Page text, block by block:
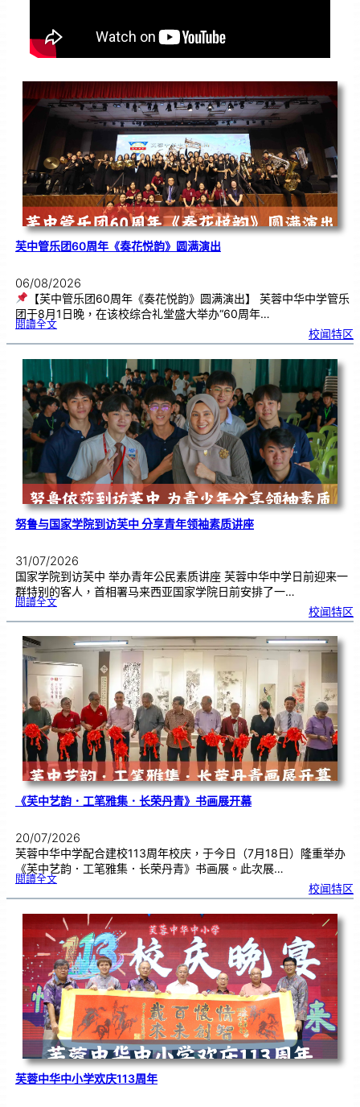
芙中管乐团60周年《奏花悦韵》圆满演出
06/08/2026
【芙中管乐团60周年《奏花悦韵》圆满演出】 芙蓉中华中学管乐
团于8月1日晚，在该校综合礼堂盛大举办“60周年…
閱讀全文:芙
管
乐
6
0
《
奏
花
悦
韵
》
圆
满
演
出
校闻特区
努鲁与国家学院到访芙中 分享青年领袖素质讲座
31/07/2026
国家学院到访芙中 举办青年公民素质讲座 芙蓉中华中学日前迎来一
群特别的客人，首相署马来西亚国家学院日前安排了一…
閱讀全文:努
国
学
院
到
访
中
分
享
青
年
领
袖
素
质
讲
座
校闻特区
《芙中艺韵．工笔雅集．长荣丹青》书画展开幕
20/07/2026
芙蓉中华中学配合建校113周年校庆，于今日（7月18日）隆重举办
《芙中艺韵．工笔雅集．长荣丹青》书画展。此次展…
閱讀全文:《
中
艺
．
工
笔
雅
集
．
长
荣
丹
青
》
书
画
展
开
幕
校闻特区
芙蓉中华中小学欢庆113周年